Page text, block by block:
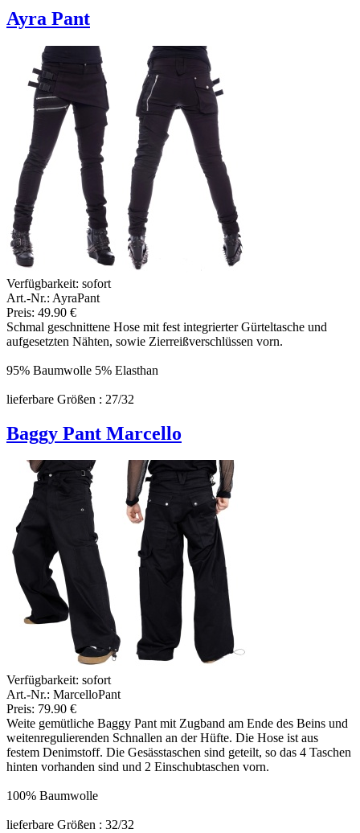
Ayra Pant
Verfügbarkeit: sofort
Art.-Nr.: AyraPant
Preis: 49.90 €
Schmal geschnittene Hose mit fest integrierter Gürteltasche und
aufgesetzten Nähten, sowie Zierreißverschlüssen vorn.
95% Baumwolle 5% Elasthan
lieferbare Größen : 27/32
Baggy Pant Marcello
Verfügbarkeit: sofort
Art.-Nr.: MarcelloPant
Preis: 79.90 €
Weite gemütliche Baggy Pant mit Zugband am Ende des Beins und
weitenregulierenden Schnallen an der Hüfte. Die Hose ist aus
festem Denimstoff. Die Gesässtaschen sind geteilt, so das 4 Taschen
hinten vorhanden sind und 2 Einschubtaschen vorn.
100% Baumwolle
lieferbare Größen : 32/32